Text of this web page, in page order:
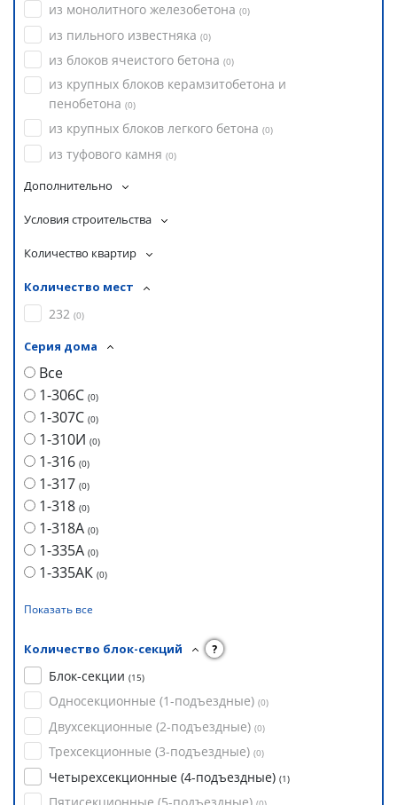
из монолитного железобетона (0)
из пильного известняка (0)
из блоков ячеистого бетона (0)
из крупных блоков керамзитобетона и
пенобетона (0)
из крупных блоков легкого бетона (0)
из туфового камня (0)
Дополнительно
Условия строительства
Количество квартир
Количество мест
232 (0)
Серия дома
Все
1-306С (0)
1-307С (0)
1-310И (0)
1-316 (0)
1-317 (0)
1-318 (0)
1-318А (0)
1-335А (0)
1-335АК (0)
Показать все
Количество блок-секций ?
Блок-секции (15)
Односекционные (1-подъездные) (0)
Двухсекционные (2-подъездные) (0)
Трехсекционные (3-подъездные) (0)
Четырехсекционные (4-подъездные) (1)